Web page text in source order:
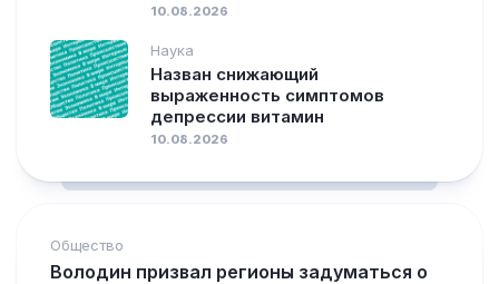
10.08.2026
Наука
Назван снижающий
выраженность симптомов
депрессии витамин
10.08.2026
Общество
Володин призвал регионы задуматься о